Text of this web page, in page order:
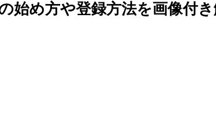
始め方や登録方法を画像付